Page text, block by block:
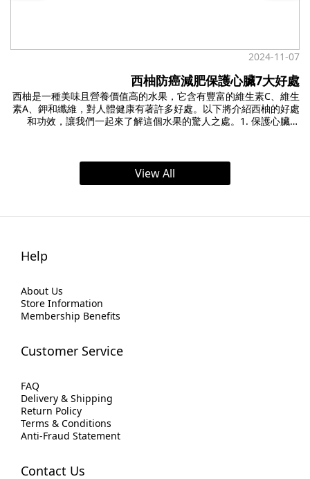
2024-11-07
西柚防癌減肥保護心臟7大好處
西柚是一種美味且營養價值高的水果，它含有豐富的維生素C、維生
素A、鉀和纖維，對人體健康有著許多好處。以下將介紹西柚的好處
和功效，讓我們一起來了解這個水果的驚人之處。1. 保護心臟健
康。2. 有助於防止糖尿病：西柚中含有的類黃酮物質能夠幫助降低
血糖水平，有助於預防糖尿病的發生。此外，西柚還含有豐富的纖
維，有助於控制血糖。3. 增強免疫力：西柚中豐富的維生素C是一種
食欲，對減肥有一定的幫助。5. 抗癌作用：西柚中含有的植物化學
於保持皮膚彈性和光澤。7. 促進消化：西柚中含有豐富的酵素，能
臟健康、預防糖尿病、增強免疫力還是抗癌作用，都讓人對這個水
果充滿了好奇與期待。因此，不妨在日常生活中多吃一些西柚，讓
它成為您健康飲食的一部分吧！ 西柚汁 (270mL) $36.00西柚汁
View All
Help
About Us
Store Information
Membership Benefits
Customer Service
FAQ
Delivery & Shipping
Return Policy
Terms & Conditions
Anti-Fraud Statement
Contact Us